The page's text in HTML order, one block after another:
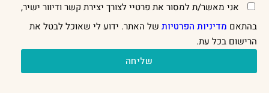
אני מאשר/ת למסור את פרטיי לצורך יצירת קשר ודיוור ישיר,
בהתאם מדיניות הפרטיות של האתר. ידוע לי שאוכל לבטל את
הרישום בכל עת.
שליחה